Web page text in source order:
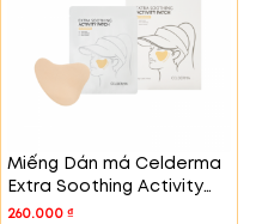
Miếng Dán má Celderma
Extra Soothing Activity
Patch My Skin Beige
260.000₫